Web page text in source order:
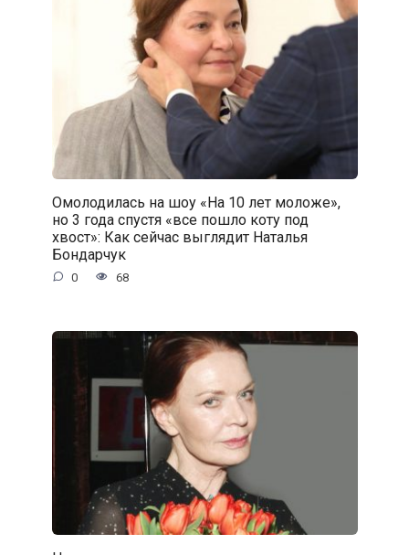
Омолодилась на шоу «На 10 лет моложе»,
но 3 года спустя «все пошло коту под
хвост»: Как сейчас выглядит Наталья
Бондарчук
0 68